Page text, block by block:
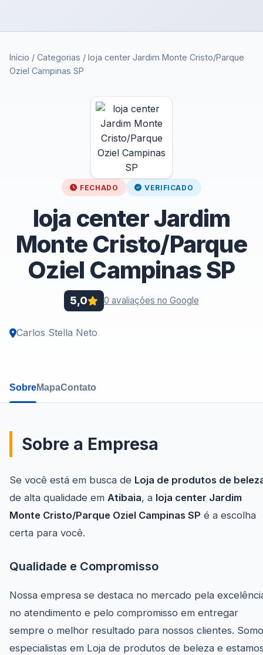
Início / Categorias / loja center Jardim Monte Cristo/Parque
Oziel Campinas SP
FECHADO VERIFICADO
loja center Jardim
Monte Cristo/Parque
Oziel Campinas SP
5,0 0 avaliações no Google
Carlos Stella Neto
SobreMapaContato
Sobre a Empresa
Se você está em busca de Loja de produtos de
de alta qualidade em Atibaia, a loja center Jardim
Monte Cristo/Parque Oziel Campinas SP é a escolha
certa para você.
Qualidade e Compromisso
Nossa empresa se destaca no mercado pela
no atendimento e pelo compromisso em entregar
sempre o melhor resultado para nossos clientes.
especialistas em Loja de produtos de beleza e